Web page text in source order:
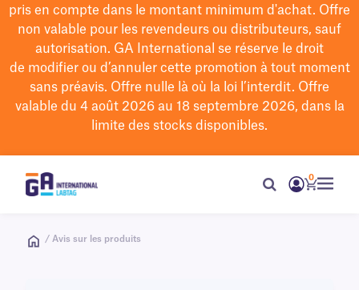
pris en compte dans le montant minimum d'achat. Offre
non valable pour les revendeurs ou distributeurs, sauf
autorisation. GA International se réserve le droit
de modifierou d’annuler cette promotion à tout moment
sans préavis. Offre nulle là où la loi l’interdit. Offre
valable du 4 août 2026 au 18 septembre 2026, dans la
limite des stocks disponibles.
0
/ Avis sur les produits